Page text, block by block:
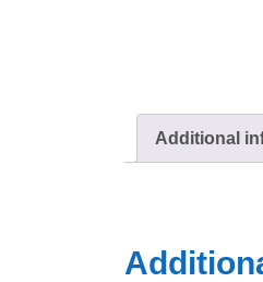
Additional